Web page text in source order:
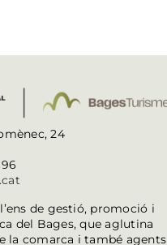
24
de gestió, promoció i
del Bages, que aglutina
la comarca i també agents